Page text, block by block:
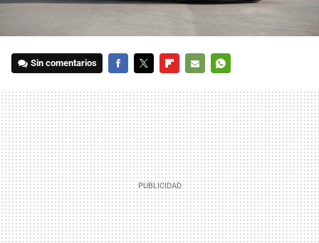
Sin comentarios
MAIL